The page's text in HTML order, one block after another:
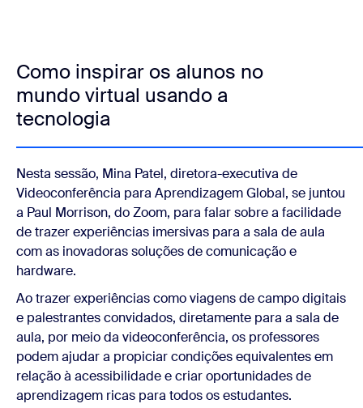
Como inspirar os alunos no
mundo virtual usando a
tecnologia
Nesta sessão, Mina Patel, diretora-executiva de
Videoconferência para Aprendizagem Global, se juntou
a Paul Morrison, do Zoom, para falar sobre a facilidade
de trazer experiências imersivas para a sala de aula
com as inovadoras soluções de comunicação e
hardware.
Ao trazer experiências como viagens de campo digitais
e palestrantes convidados, diretamente para a sala de
aula, por meio da videoconferência, os professores
podem ajudar a propiciar condições equivalentes em
relação à acessibilidade e criar oportunidades de
aprendizagem ricas para todos os estudantes.